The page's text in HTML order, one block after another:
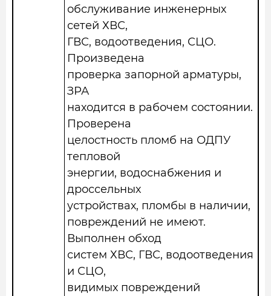
обслуживание инженерных
сетей ХВС,
ГВС, водоотведения, СЦО.
Произведена
проверка запорной арматуры,
ЗРА
находится в рабочем состоянии.
Проверена
целостность пломб на ОДПУ
тепловой
энергии, водоснабжения и
дроссельных
устройствах, пломбы в наличии,
повреждений не имеют.
Выполнен обход
систем ХВС, ГВС, водоотведения
и СЦО,
видимых повреждений